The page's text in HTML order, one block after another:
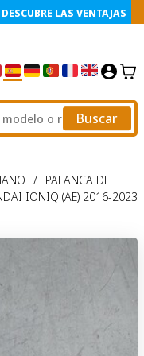
LAS VENTAJAS
Buscar
/ PALANCA DE
IONIQ (AE) 2016-2023